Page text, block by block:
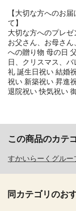
【大切な方へのお
て】
大切な方へのプレゼ
お父さん、お母さ
への贈り物 母の日
日、クリスマス、
礼 誕生日祝い 結婚
祝い 新築祝い 昇進
退院祝い 快気祝い
この商品のカテ
すかいらーくグルー
同カテゴリのお